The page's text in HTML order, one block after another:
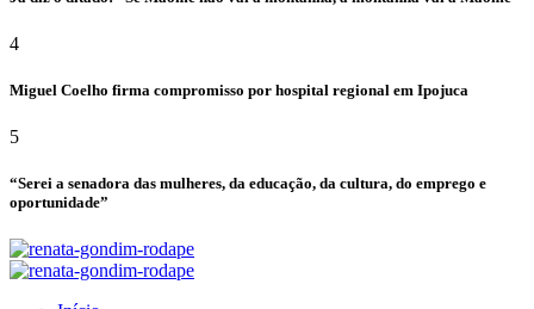
4
Miguel Coelho firma compromisso por hospital regional em Ipojuca
5
“Serei a senadora das mulheres, da educação, da cultura, do emprego e
oportunidade”